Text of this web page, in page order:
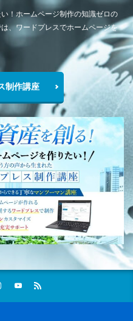
！ホームページ制作の知識ゼロの
、ワードプレスでホームページを
制作講座